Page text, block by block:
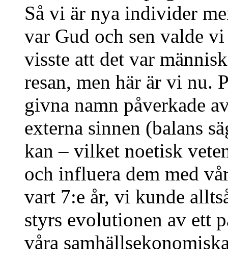
Så vi är nya individer
var Gud och sen valde
visste att det var
resan, men här är vi nu.
givna namn påverkade
externa sinnen (balans
kan – vilket noetisk
och influera dem med
vart 7:e år, vi kunde
styrs evolutionen av ett
våra